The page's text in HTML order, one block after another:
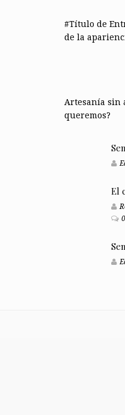
#Título de
de la
Artesanía sin
queremos?
El
0